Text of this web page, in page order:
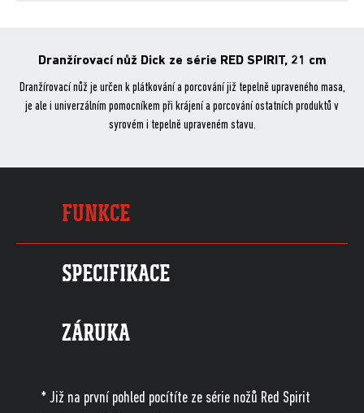
Dranžírovací nůž Dick ze série RED SPIRIT, 21 cm
Dranžírovací nůž je určen k plátkování a porcování již tepelně upraveného masa,
je ale i univerzálním pomocníkem při krájení a porcování ostatních produktů v
syrovém i tepelně upraveném stavu.
FUNKCE
SPECIFIKACE
ZÁRUKA
* Již na první pohled pocítíte ze série nožů Red Spirit